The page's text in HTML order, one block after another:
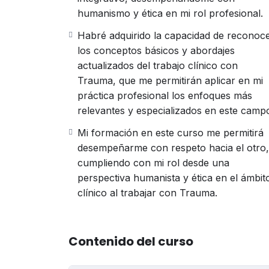
trauma.
Avances en Investigación Científica
nuevas perspectivas sobre la
estudio del trauma psicológico en la
interdisciplinarios que integran la
brindando una comprensión más
traumático.
Desafíos Sociales y Cambios
amplificado la exposición a
Por todo lo mencionado, durante el
científicos y clínicos vinculados al
investigadores, como Bessel Van Der
Janet, así como los avances. más
conceptualización ha evolucionado
humanismo y ética en mi rol profesional.
Habré adquirido la capacidad de
los conceptos básicos y abordajes
actualizados del trabajo clínico con
Trauma, que me permitirán aplicar en mi
práctica profesional los enfoques más
relevantes y especializados en este
Mi formación en este curso me permitirá
desempeñarme con respeto hacia el otro,
cumpliendo con mi rol desde una
perspectiva humanista y ética en el
clínico al trabajar con Trauma.
Contenido del curso